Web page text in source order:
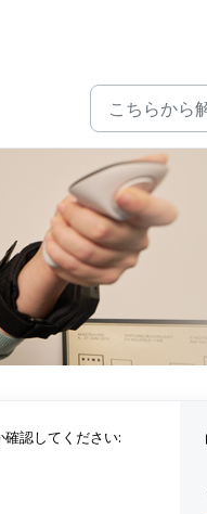
認してください: